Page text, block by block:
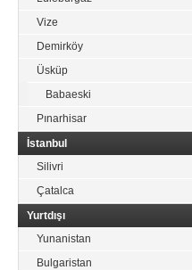
Vize
Demirköy
Üsküp
Babaeski
Pınarhisar
İstanbul
Silivri
Çatalca
Yurtdışı
Yunanistan
Bulgaristan